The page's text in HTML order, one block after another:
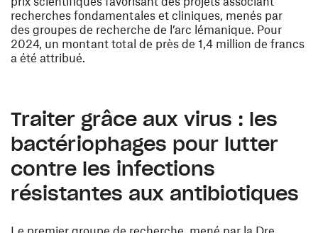
recherches fondamentales et cliniques, menés par
des groupes de recherche de l’arc lémanique. Pour
2024, un montant total de près de 1,4 million de francs
a été attribué.
Traiter grâce aux virus : les
bactériophages pour lutter
contre les infections
résistantes aux antibiotiques